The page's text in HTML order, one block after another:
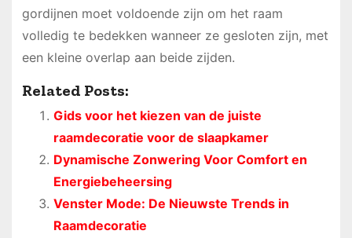
gordijnen moet voldoende zijn om het raam
volledig te bedekken wanneer ze gesloten zijn, met
een kleine overlap aan beide zijden.
Related Posts:
Gids voor het kiezen van de juiste
raamdecoratie voor de slaapkamer
Dynamische Zonwering Voor Comfort en
Energiebeheersing
Venster Mode: De Nieuwste Trends in
Raamdecoratie